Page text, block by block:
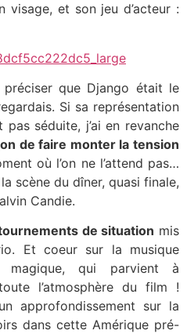
visage, et son jeu d’acteur :
que Django était le
Si sa représentation
pas séduite, j’ai en revanche
de faire monter la tension
où l’on ne l’attend pas…
scène du dîner, quasi finale,
Candie.
de situation mis
Et coeur sur la musique
magique, qui parvient à
l’atmosphère du film !
approfondissement sur la
dans cette Amérique pré-